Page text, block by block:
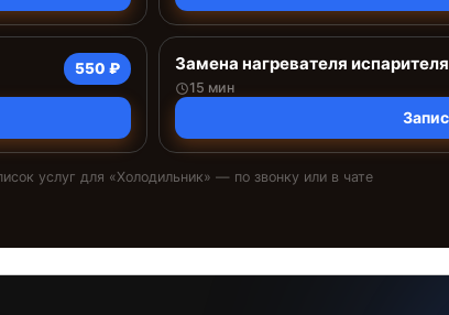
550 ₽ Замена нагревателя испарителя
15 мин
услуг для «Холодильник» — по звонку или в чате